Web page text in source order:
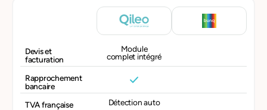
Devis et
facturation
Module
complet intégré
Rapprochement
bancaire
TVA française
Détection auto